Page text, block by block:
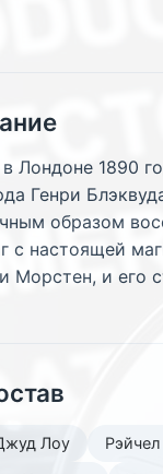
Лондоне 1890
Генри
образом
с настоящей
Морстен, и его
Лоу